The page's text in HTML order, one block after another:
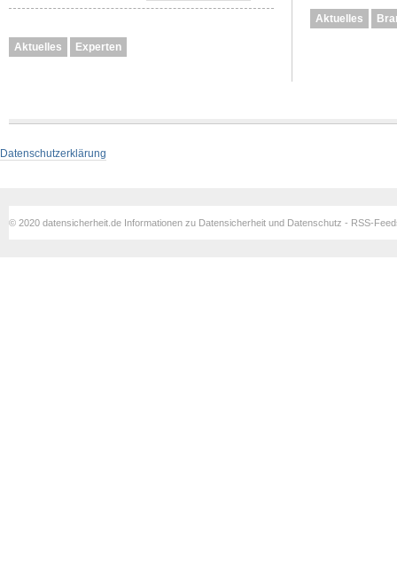
Aktuelles Experten
Aktuelles
Datenschutzerklärung
© 2020 datensicherheit.de Informationen zu Datensicherheit und Datenschutz - RSS-